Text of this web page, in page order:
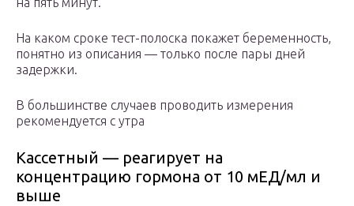
На каком сроке тест-полоска покажет беременность,
понятно из описания — только после пары дней
задержки.
В большинстве случаев проводить измерения
рекомендуется с утра
Кассетный — реагирует на
концентрацию гормона от 10 мЕД/мл и
выше